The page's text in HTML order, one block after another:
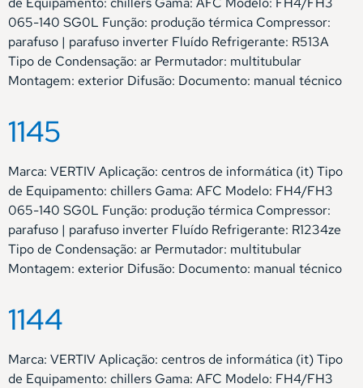
065-140 SG0L Função: produção térmica Compressor:
parafuso | parafuso inverter Fluído Refrigerante: R513A
Tipo de Condensação: ar Permutador: multitubular
Montagem: exterior Difusão: Documento: manual técnico
1145
Marca: VERTIV Aplicação: centros de informática (it) Tipo
de Equipamento: chillers Gama: AFC Modelo: FH4/FH3
065-140 SG0L Função: produção térmica Compressor:
parafuso | parafuso inverter Fluído Refrigerante: R1234ze
Tipo de Condensação: ar Permutador: multitubular
Montagem: exterior Difusão: Documento: manual técnico
1144
Marca: VERTIV Aplicação: centros de informática (it) Tipo
de Equipamento: chillers Gama: AFC Modelo: FH4/FH3